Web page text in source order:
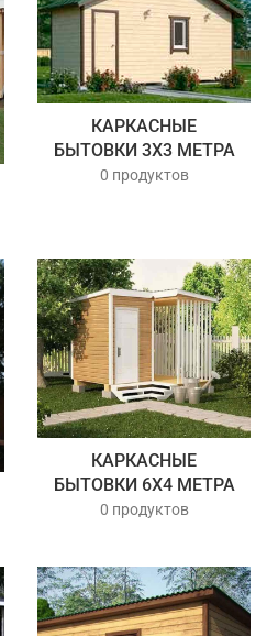
КАРКАСНЫЕ
БЫТОВКИ 3Х3 МЕТРА
0 продуктов
КАРКАСНЫЕ
БЫТОВКИ 6Х4 МЕТРА
0 продуктов